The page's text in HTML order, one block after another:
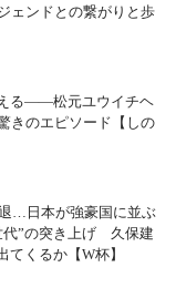
ェンドとの繋がりと歩
る――松元ユウイチヘ
きのエピソード【しの
…日本が強豪国に並ぶ
”の突き上げ 久保建
てくるか【W杯】